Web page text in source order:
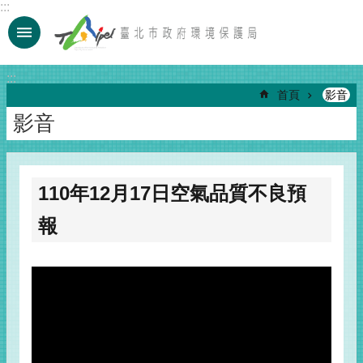
跳到主要內容區塊
:::
:::
首頁 影音
影音
110年12月17日空氣品質不良預
報